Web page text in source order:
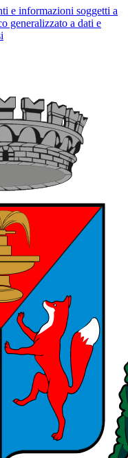
e informazioni soggetti a
generalizzato a dati e